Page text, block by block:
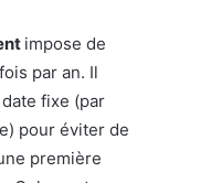
impose de
par an. Il
fixe (par
pour éviter de
première